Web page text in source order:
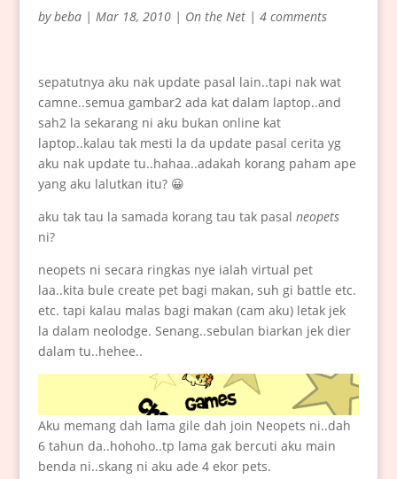
bybeba| Mar 18, 2010| On the Net| 4 comments
sepatutnya aku nak update pasal lain..tapi nak wat
camne..semua gambar2 ada kat dalam laptop..and
sah2 la sekarang ni aku bukan online kat
laptop..kalau tak mesti la da update pasal cerita yg
aku nak update tu..hahaa..adakah korang paham ape
yang aku lalutkan itu? 😀
aku tak tau la samada korang tau tak pasal neopets
ni?
neopets ni secara ringkas nye ialah virtual pet
laa..kita bule create pet bagi makan, suh gi battle etc.
etc. tapi kalau malas bagi makan (cam aku) letak jek
la dalam neolodge. Senang..sebulan biarkan jek dier
dalam tu..hehee..
Aku memang dah lama gile dah join Neopets ni..dah
6 tahun da..hohoho..tp lama gak bercuti aku main
benda ni..skang ni aku ade 4 ekor pets.